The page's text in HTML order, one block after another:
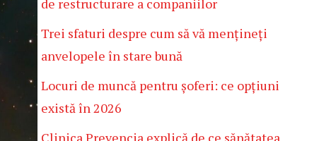
de restructurare a companiilor
Trei sfaturi despre cum să vă mențineți
anvelopele în stare bună
Locuri de muncă pentru șoferi: ce opțiuni
există în 2026
Clinica Prevencia explică de ce sănătatea